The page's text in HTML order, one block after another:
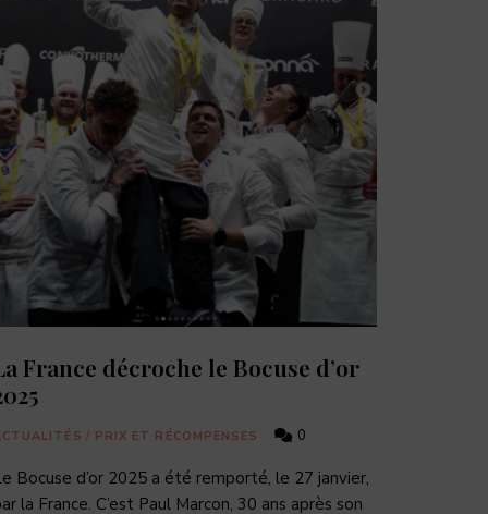
France décroche le Bocuse d’or
/ PRIX ET RÉCOMPENSES 0
Bocuse d’or 2025 a été remporté, le 27 janvier,
la France. C’est Paul Marcon, 30 ans après son